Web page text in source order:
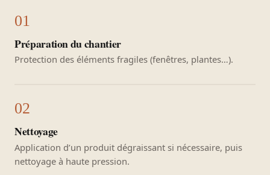
Préparation du chantier
Protection des éléments fragiles (fenêtres, plantes…).
Nettoyage
Application d’un produit dégraissant si nécessaire, puis
nettoyage à haute pression.